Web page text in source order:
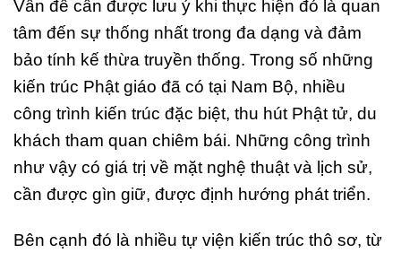
Vấn đề cần được lưu ý khi thực hiện đó là quan
tâm đến sự thống nhất trong đa dạng và đảm
bảo tính kế thừa truyền thống. Trong số những
kiến trúc Phật giáo đã có tại Nam Bộ, nhiều
công trình kiến trúc đặc biệt, thu hút Phật tử, du
khách tham quan chiêm bái. Những công trình
như vậy có giá trị về mặt nghệ thuật và lịch sử,
cần được gìn giữ, được định hướng phát triển.
Bên cạnh đó là nhiều tự viện kiến trúc thô sơ, từ